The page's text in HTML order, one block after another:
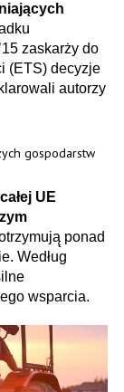
zaskarży do
(ETS) decyzje
autorzy
gospodarstw
UE
ponad
Według
wsparcia.